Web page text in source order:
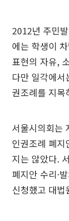
2012년 주민
에는 학생이
표현의 자유,
다만 일각에
권조례를 지목
서울시의회는
인권조례 폐지
지는 않았다.
폐지안 수리·
신청했고 대